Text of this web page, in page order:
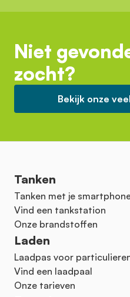
Niet
zocht?
Bekijk onze
Tanken
Tanken met je
Vind een tankstation
Onze brandstoffen
Laden
Laadpas voor
Vind een laadpaal
Onze tarieven